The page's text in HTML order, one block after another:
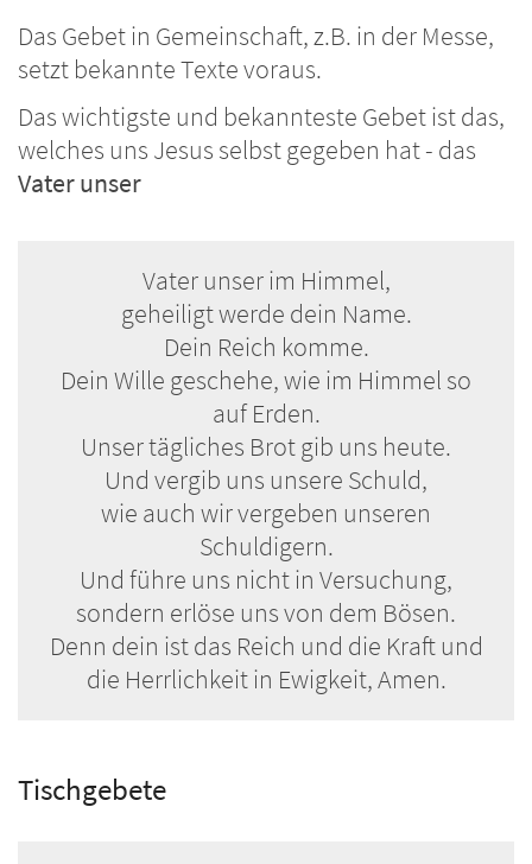
Das Gebet in Gemeinschaft, z.B. in der Messe,
setzt bekannte Texte voraus.
Das wichtigste und bekannteste Gebet ist das,
welches uns Jesus selbst gegeben hat - das
Vater unser
Vater unser im Himmel,
geheiligt werde dein Name.
Dein Reich komme.
Dein Wille geschehe, wie im Himmel so
auf Erden.
Unser tägliches Brot gib uns heute.
Und vergib uns unsere Schuld,
wie auch wir vergeben unseren
Schuldigern.
Und führe uns nicht in Versuchung,
sondern erlöse uns von dem Bösen.
Denn dein ist das Reich und die Kraft und
die Herrlichkeit in Ewigkeit, Amen.
Tischgebete